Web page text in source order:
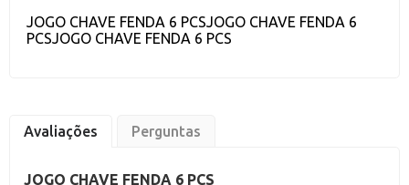
JOGO CHAVE FENDA 6 PCSJOGO CHAVE FENDA 6
PCSJOGO CHAVE FENDA 6 PCS
Avaliações Perguntas
JOGO CHAVE FENDA 6 PCS